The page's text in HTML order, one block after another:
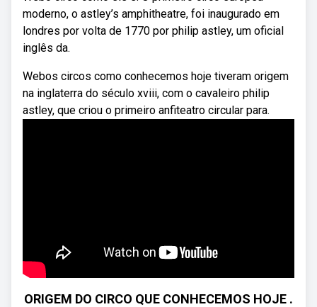
moderno, o astley’s amphitheatre, foi inaugurado em
londres por volta de 1770 por philip astley, um oficial
inglês da.
Webos circos como conhecemos hoje tiveram origem
na inglaterra do século xviii, com o cavaleiro philip
astley, que criou o primeiro anfiteatro circular para.
ORIGEM DO CIRCO QUE CONHECEMOS HOJE .